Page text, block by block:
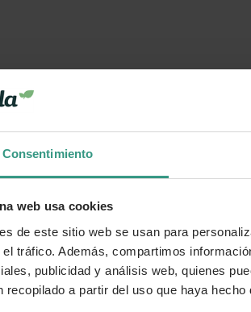
Consentimiento
web usa cookies
de este sitio web se usan para
tráfico. Además, compartimos
publicidad y análisis web, quienes
recopilado a partir del uso que haya